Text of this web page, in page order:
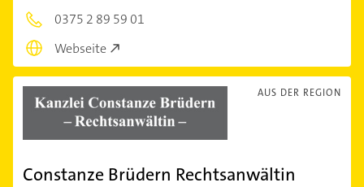
0375 2 89 59 01
Webseite
AUS DER REGION
Constanze Brüdern Rechtsanwältin